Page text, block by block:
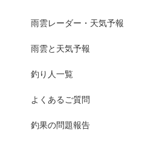
雨雲レーダー・天気予報
雨雲と天気予報
釣り人一覧
よくあるご質問
釣果の問題報告